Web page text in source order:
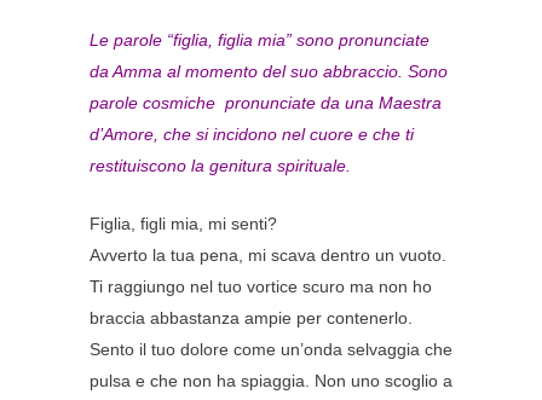
Le parole “figlia, figlia mia” sono pronunciate
da Amma al momento del suo abbraccio. Sono
parole cosmiche pronunciate da una Maestra
d’Amore, che si incidono nel cuore e che ti
restituiscono la genitura spirituale.
Figlia, figli mia, mi senti?
Avverto la tua pena, mi scava dentro un vuoto.
Ti raggiungo nel tuo vortice scuro ma non ho
braccia abbastanza ampie per contenerlo.
Sento il tuo dolore come un’onda selvaggia che
pulsa e che non ha spiaggia. Non uno scoglio a